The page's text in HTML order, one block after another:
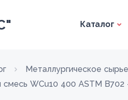
Каталог
Металлургическое сырье
смесь WCu10 400 ASTM B702